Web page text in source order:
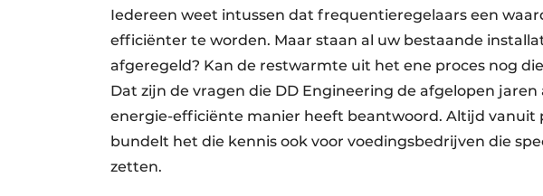
Iedereen weet intussen dat frequentieregelaars een
efficiënter te worden. Maar staan al uw bestaande
afgeregeld? Kan de restwarmte uit het ene proces nog
Dat zijn de vragen die DD Engineering de afgelopen
energie-efficiënte manier heeft beantwoord. Altijd vanuit
bundelt het die kennis ook voor voedingsbedrijven die
zetten.